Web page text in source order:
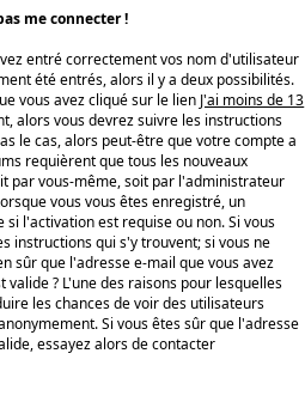
me connecter !
entré correctement vos nom d'utilisateur
été entrés, alors il y a deux possibilités.
vous avez cliqué sur le lien J'ai moins de 13
alors vous devrez suivre les instructions
le cas, alors peut-être que votre compte a
requièrent que tous les nouveaux
par vous-même, soit par l'administrateur
vous vous êtes enregistré, un
l'activation est requise ou non. Si vous
instructions qui s'y trouvent; si vous ne
sûr que l'adresse e-mail que vous avez
? L'une des raisons pour lesquelles
les chances de voir des utilisateurs
Si vous êtes sûr que l'adresse
essayez alors de contacter